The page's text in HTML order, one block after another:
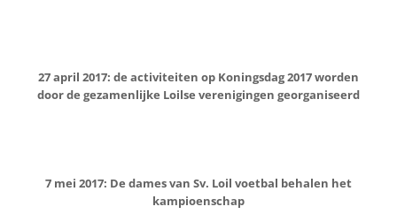
27 april 2017: de activiteiten op Koningsdag 2017 worden
door de gezamenlijke Loilse verenigingen georganiseerd
7 mei 2017: De dames van Sv. Loil voetbal behalen het
kampioenschap